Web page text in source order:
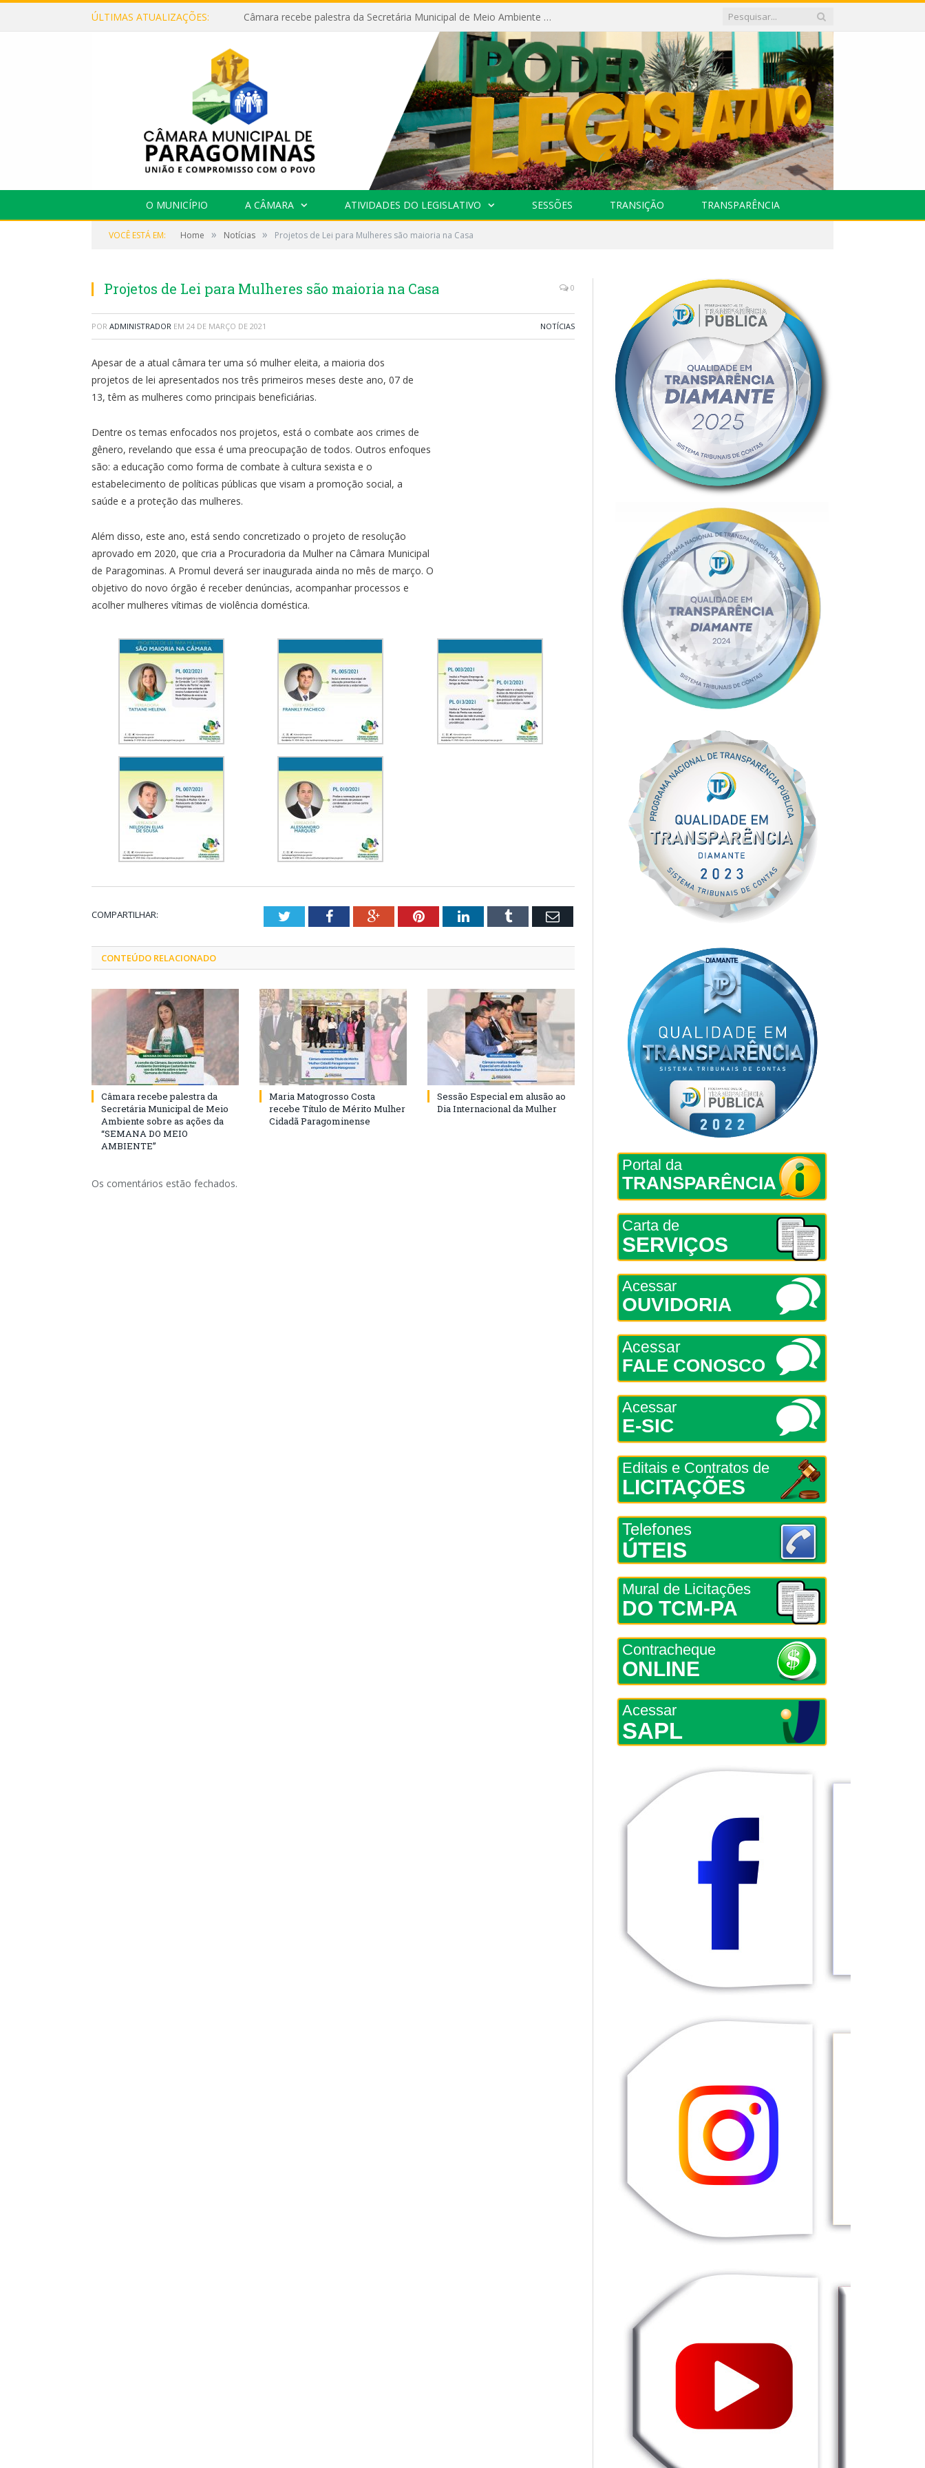
ÚLTIMAS ATUALIZAÇÕES: Câmara recebe palestra da Secretária Municipal de Meio Ambiente sobre as ações da “SEMANA DO MEIO AMBIENTE”
O MUNICÍPIO A CÂMARA ATIVIDADES DO LEGISLATIVO SESSÕES TRANSIÇÃO TRANSPARÊNCIA
VOCÊ ESTÁ EM: Home » Notícias » Projetos de Lei para Mulheres são maioria na Casa
Projetos de Lei para Mulheres são maioria na Casa 0
POR ADMINISTRADOR EM 24 DE MARÇO DE 2021 NOTÍCIAS
Apesar de a atual câmara ter uma só mulher eleita, a maioria dos
projetos de lei apresentados nos três primeiros meses deste ano, 07 de
13, têm as mulheres como principais beneficiárias.
Dentre os temas enfocados nos projetos, está o combate aos crimes de
gênero, revelando que essa é uma preocupação de todos. Outros enfoques
são: a educação como forma de combate à cultura sexista e o
estabelecimento de políticas públicas que visam a promoção social, a
saúde e a proteção das mulheres.
Além disso, este ano, está sendo concretizado o projeto de resolução
aprovado em 2020, que cria a Procuradoria da Mulher na Câmara Municipal
de Paragominas. A Promul deverá ser inaugurada ainda no mês de março. O
objetivo do novo órgão é receber denúncias, acompanhar processos e
acolher mulheres vítimas de violência doméstica.
COMPARTILHAR: TwitterFacebookGoogle+PinterestLinkedInTumblr Email
CONTEÚDO RELACIONADO
Câmara recebe palestra da
Secretária Municipal de Meio
Ambiente sobre as ações da
“SEMANA DO MEIO
AMBIENTE”
Maria Matogrosso Costa
recebe Título de Mérito Mulher
Cidadã Paragominense
Sessão Especial em alusão ao
Dia Internacional da Mulher
Os comentários estão fechados.
Portal da
TRANSPARÊNCIA
Carta de
SERVIÇOS
Acessar
OUVIDORIA
Acessar
FALE CONOSCO
Acessar
E-SIC
Editais e Contratos de
LICITAÇÕES
Telefones
ÚTEIS
Mural de Licitações
DO TCM-PA
Contracheque
ONLINE
Acessar
SAPL